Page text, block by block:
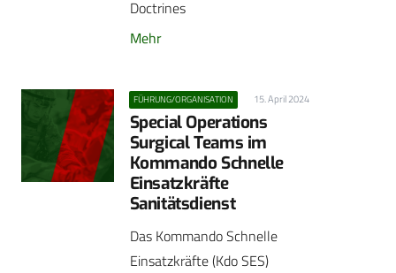
Doctrines
Mehr
FÜHRUNG/ORGANISATION 15. April 2024
Special Operations
Surgical Teams im
Kommando Schnelle
Einsatzkräfte
Sanitätsdienst
Das Kommando Schnelle
Einsatzkräfte (Kdo SES)